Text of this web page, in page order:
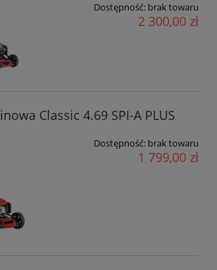
Dostępność: brak towaru
2 300,00 zł
Classic 4.69 SPI-A PLUS
Dostępność: brak towaru
1 799,00 zł